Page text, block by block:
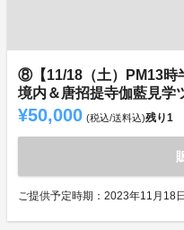
⑧【11/18（土）PM13時
境内＆唐招提寺伽藍見学
¥50,000 (税込/送料込)残り1
ご提供予定時期：2023年11月18